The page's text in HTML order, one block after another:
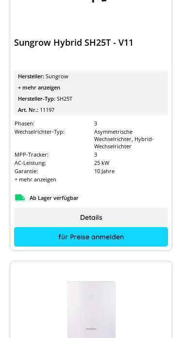
Sungrow Hybrid SH25T - V11
Hersteller: Sungrow
+ mehr anzeigen
Hersteller-Typ: SH25T
Art. Nr.: 11197
Phasen:
3
Wechselrichter-Typ:
Asymmetrische
Wechselrichter, Hybrid-
Wechselrichter
MPP-Tracker:
3
AC-Leistung:
25 kW
Garantie:
10 Jahre
+ mehr anzeigen
Ab Lager verfügbar
für Preise anmelden
Details